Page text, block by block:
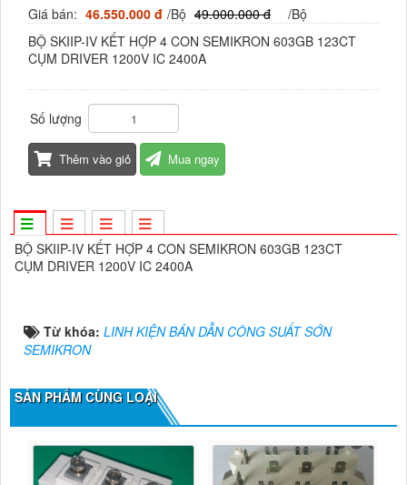
Giá bán: 46.550.000 đ /Bộ 49.000.000 đ
/Bộ
BỘ SKIIP-IV KẾT HỢP 4 CON SEMIKRON 603GB 123CT
CỤM DRIVER 1200V IC 2400A
Số lượng
Thêm vào giỏ Mua ngay
BỘ SKIIP-IV KẾT HỢP 4 CON SEMIKRON 603GB 123CT
CỤM DRIVER 1200V IC 2400A
Từ khóa: LINH KIỆN BÁN DẪN CÔNG SUẤT SỚN
SEMIKRON
SẢN PHẨM CÙNG LOẠI